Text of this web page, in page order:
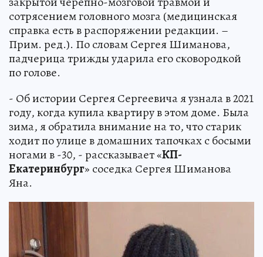
сотрясением головного мозга (медицинская
справка есть в распоряжении редакции. –
Прим. ред.). По словам Сергея Шиманова,
падчерица трижды ударила его сковородкой
по голове.
- Об истории Сергея Сергеевича я узнала в 2021
году, когда купила квартиру в этом доме. Была
зима, я обратила внимание на то, что старик
ходит по улице в домашних тапочках с босыми
ногами в -30, - рассказывает «КП-
Екатеринбург» соседка Сергея Шиманова
Яна.